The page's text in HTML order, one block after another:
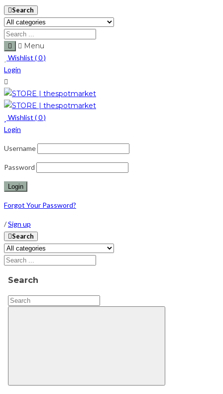
Search
Menu
Wishlist (0)
Login
Wishlist (0)
Login
Username
Password
Forgot Your Password?
/Sign up
Search
Search